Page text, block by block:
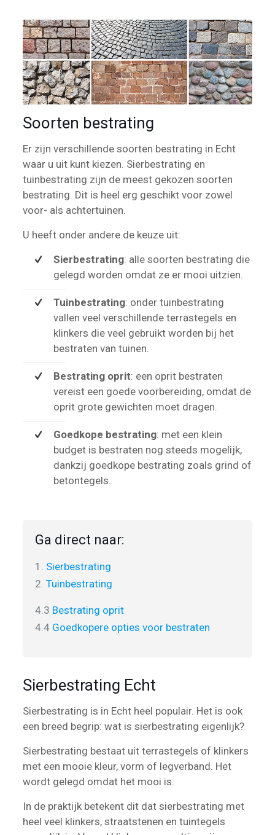
Soorten bestrating
Er zijn verschillende soorten bestrating in Echt
waar u uit kunt kiezen. Sierbestrating en
tuinbestrating zijn de meest gekozen soorten
bestrating. Dit is heel erg geschikt voor zowel
voor- als achtertuinen.
U heeft onder andere de keuze uit:
Sierbestrating: alle soorten bestrating die
gelegd worden omdat ze er mooi uitzien.
Tuinbestrating: onder tuinbestrating
vallen veel verschillende terrastegels en
klinkers die veel gebruikt worden bij het
bestraten van tuinen.
Bestrating oprit: een oprit bestraten
vereist een goede voorbereiding, omdat de
oprit grote gewichten moet dragen.
Goedkope bestrating: met een klein
budget is bestraten nog steeds mogelijk,
dankzij goedkope bestrating zoals grind of
betontegels.
Ga direct naar:
1. Sierbestrating
2. Tuinbestrating
4.3 Bestrating oprit
4.4 Goedkopere opties voor bestraten
Sierbestrating Echt
Sierbestrating is in Echt heel populair. Het is ook
een breed begrip: wat is sierbestrating eigenlijk?
Sierbestrating bestaat uit terrastegels of klinkers
met een mooie kleur, vorm of legverband. Het
wordt gelegd omdat het mooi is.
In de praktijk betekent dit dat sierbestrating met
heel veel klinkers, straatstenen en tuintegels